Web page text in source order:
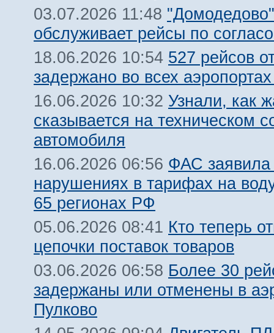
03.07.2026 11:48 "Домодедово"
обслуживает рейсы по
18.06.2026 10:54 527 рейсов
задержано во всех
16.06.2026 10:32 Узнали, как
сказывается на техническом
автомобиля
16.06.2026 06:56 ФАС заявила
нарушениях в тарифах на
65 регионах РФ
05.06.2026 08:41 Кто теперь
цепочки поставок товаров
03.06.2026 06:58 Более 30
задержаны или отменены в
Пулково